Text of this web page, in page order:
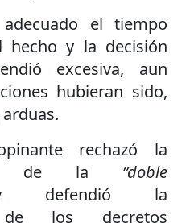
el tiempo
hecho y la decisión
excesiva, aun
hubieran sido,
rechazó la
de la ”doble
la
de los decretos